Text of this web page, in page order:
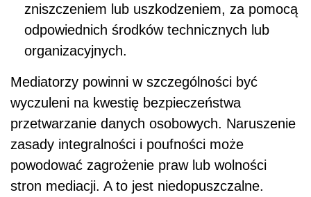
zniszczeniem lub uszkodzeniem, za pomocą
odpowiednich środków technicznych lub
organizacyjnych.
Mediatorzy powinni w szczególności być
wyczuleni na kwestię bezpieczeństwa
przetwarzanie danych osobowych. Naruszenie
zasady integralności i poufności może
powodować zagrożenie praw lub wolności
stron mediacji. A to jest niedopuszczalne.